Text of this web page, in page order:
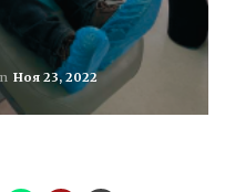
Ноя 23, 2022